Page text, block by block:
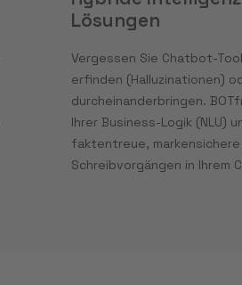
Lösungen
Vergessen Sie Chatbot-
erfinden (Halluzinationen)
durcheinanderbringen.
Ihrer Business-Logik (NLU)
faktentreue,
Schreibvorgängen in Ihrem